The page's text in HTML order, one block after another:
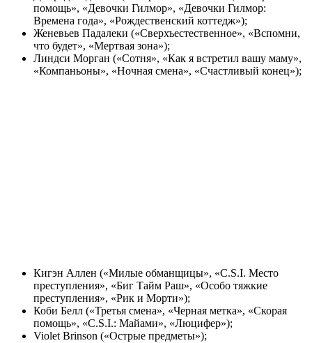
помощь», «Девочки Гилмор», «Девочки Гилмор:
Времена года», «Рождественский коттедж»);
Женевьев Падалеки («Сверхъестественное», «Вспомни,
что будет», «Мертвая зона»);
Линдси Морган («Сотня», «Как я встретил вашу маму»,
«Компаньоны», «Ночная смена», «Счастливый конец»);
Кигэн Аллен («Милые обманщицы», «C.S.I. Место
преступления», «Биг Тайм Раш», «Особо тяжкие
преступления», «Рик и Морти»);
Коби Белл («Третья смена», «Черная метка», «Скорая
помощь», «C.S.I.: Майами», «Люцифер»);
Violet Brinson («Острые предметы»);